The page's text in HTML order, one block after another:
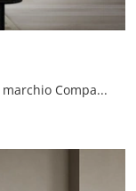
mobili bagno sospesi in melaminico del marchio Compab: clicca e scopri l'arredo bagno moderno INK NK009 per il bagno di casa.